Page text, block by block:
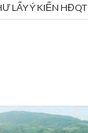
LẤY Ý KIẾN HĐQT